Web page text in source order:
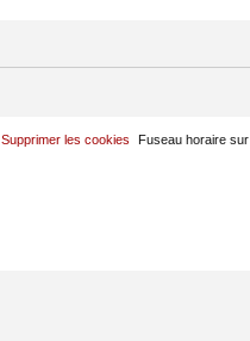
Fuseau horaire sur
Supprimer les cookies